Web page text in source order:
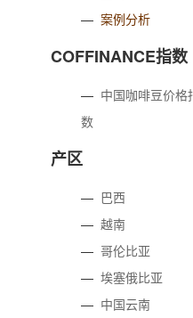
—案例分析
COFFINANCE指数
— 中国咖啡豆价格
数
产区
— 巴西
—越南
—哥伦比亚
—埃塞俄比亚
— 中国云南